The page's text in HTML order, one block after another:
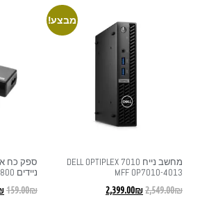
מבצע!
מחשב נייח DELL OPTIPLEX 7010
MFF OP7010-4013
2,549.00₪
2,399.00₪
ספק כח
ניידים EZCOOL 90W AD-800
159.00₪